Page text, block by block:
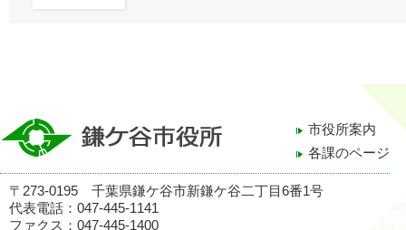
市役所案内
各課のページ
〒273-0195 千葉県鎌ケ谷市新鎌ケ谷二丁目6番1号
代表電話：047-445-1141
ファクス：047-445-1400